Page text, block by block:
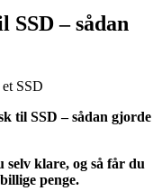
– sådan
til SSD – sådan gjorde
klare, og så får du
penge.